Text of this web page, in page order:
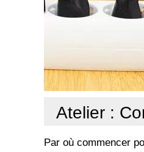
Atelier :
Par où commencer